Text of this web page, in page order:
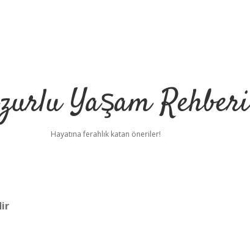
Yaşam Rehberi
Hayatına ferahlık katan öneriler!